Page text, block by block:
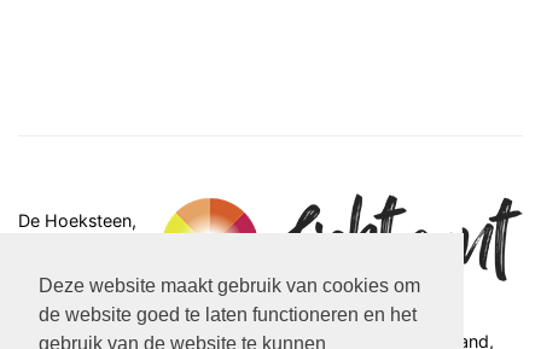
Deze website maakt gebruik van cookies om
de website goed te laten functioneren en het
gebruik van de website te kunnen
De Hoeksteen,
IJssel
Iedere maandag van 13.30-16.00 uur
Iedere woensdag, behalve de 2e woensdag van de maand,